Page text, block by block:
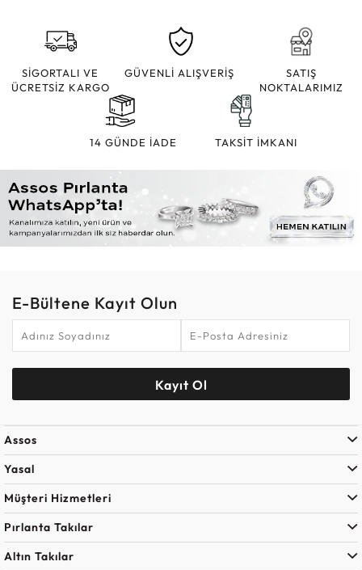
SİGORTALI VE
ÜCRETSİZ KARGO
GÜVENLİ ALIŞVERİŞ
SATIŞ
NOKTALARIMIZ
14 GÜNDE İADE TAKSİT İMKANI
E-Bültene Kayıt Olun
Kayıt Ol
Assos
Yasal
Müşteri Hizmetleri
Pırlanta Takılar
Altın Takılar